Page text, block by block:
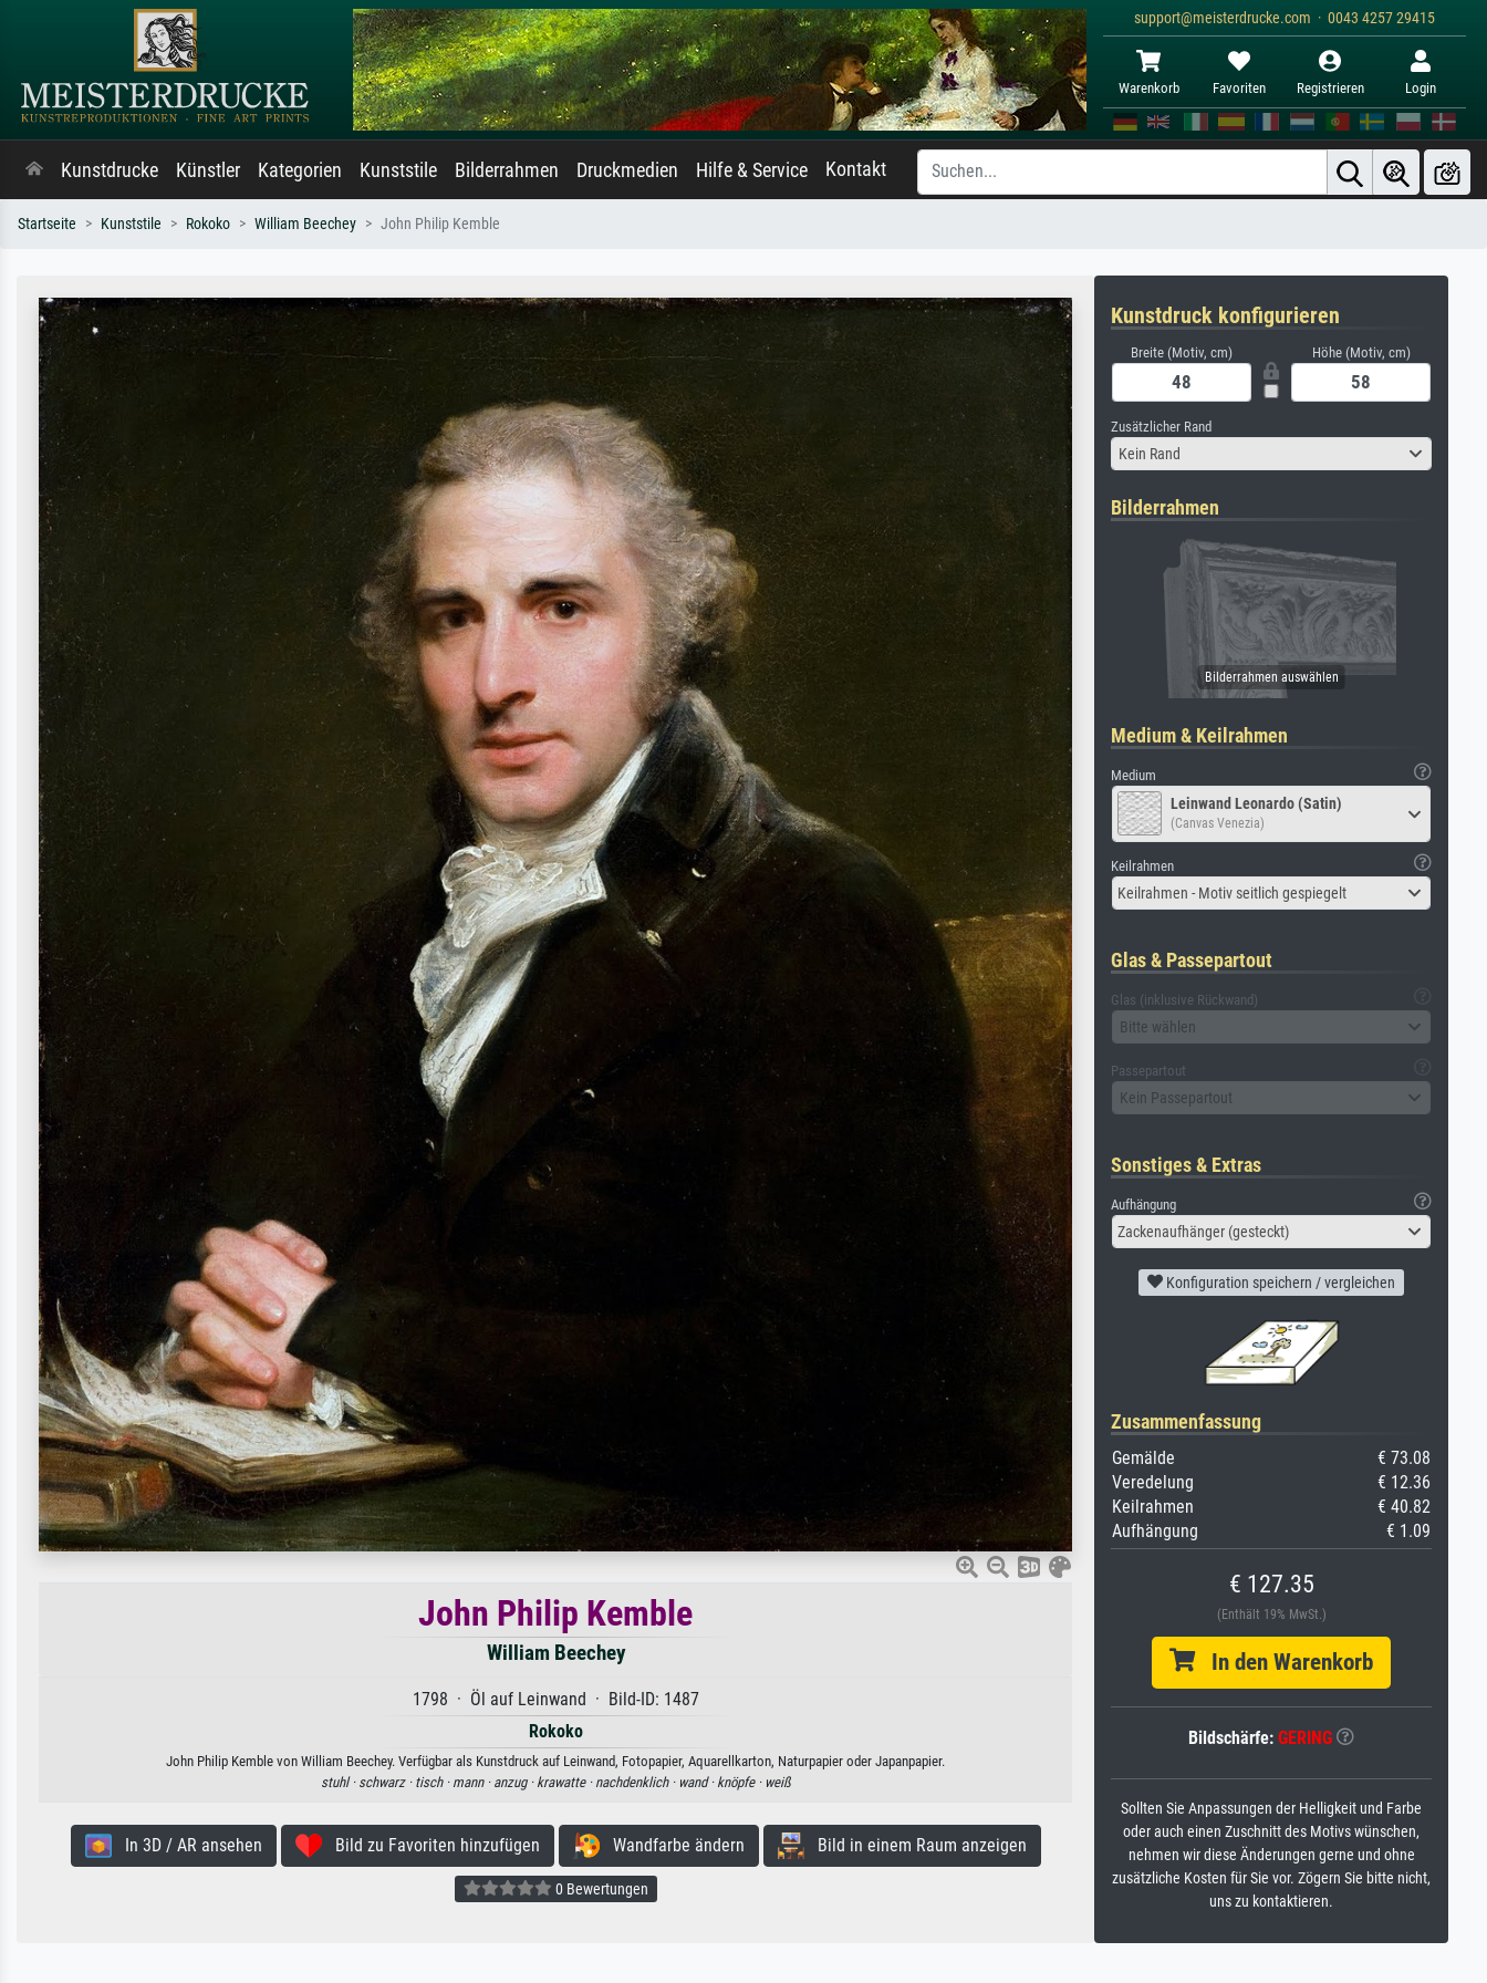
support@meisterdrucke.com · 0043 4257 29415
Warenkorb Favoriten Registrieren Login
Kunstdrucke Künstler Kategorien Kunststile Bilderrahmen Druckmedien Hilfe & Service Kontakt
Startseite Kunststile Rokoko William Beechey John Philip Kemble
John Philip Kemble
William Beechey
1798 · Öl auf Leinwand · Bild-ID: 1487
Rokoko
John Philip Kemble von William Beechey. Verfügbar als Kunstdruck auf Leinwand, Fotopapier, Aquarellkarton, Naturpapier oder Japanpapier.
stuhl · schwarz · tisch · mann · anzug · krawatte · nachdenklich · wand · knöpfe · weiß
In 3D / AR ansehen Bild zu Favoriten hinzufügen Wandfarbe ändern Bild in einem Raum anzeigen
0 Bewertungen
Kunstdruck konfigurieren
Breite (Motiv, cm) Höhe (Motiv, cm)
Zusätzlicher Rand
Kein Rand
Bilderrahmen
Medium & Keilrahmen
Medium
Leinwand Leonardo (Satin)
(Canvas Venezia)
Keilrahmen
Keilrahmen - Motiv seitlich gespiegelt
Glas & Passepartout
Glas (inklusive Rückwand)
Bitte wählen
Passepartout
Kein Passepartout
Sonstiges & Extras
Aufhängung
Zackenaufhänger (gesteckt)
Konfiguration speichern / vergleichen
Zusammenfassung
Gemälde
€ 73.08
Veredelung
€ 12.36
Keilrahmen
€ 40.82
Aufhängung
€ 1.09
€ 127.35
(Enthält 19% MwSt.)
In den Warenkorb
Bildschärfe: GERING
Sollten Sie Anpassungen der Helligkeit und Farbe
oder auch einen Zuschnitt des Motivs wünschen,
nehmen wir diese Änderungen gerne und ohne
zusätzliche Kosten für Sie vor. Zögern Sie bitte nicht,
uns zu kontaktieren.